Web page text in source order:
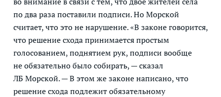
по два раза поставили подписи. Но Морской
считает, что это не нарушение. «В законе говорится,
что решение схода принимается простым
голосованием, поднятием рук, подписи вообще
не обязательно было собирать, — сказал
ЛБ Морской. — В этом же законе написано, что
решение схода подлежит обязательному